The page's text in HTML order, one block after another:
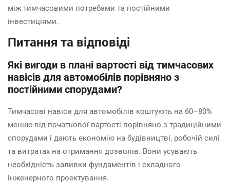
між тимчасовими потребами та постійними
інвестиціями.
Питання та відповіді
Які вигоди в плані вартості від тимчасових
навісів для автомобілів порівняно з
постійними спорудами?
Тимчасові навіси для автомобілів коштують на 60–80%
менше від початкової вартості порівняно з традиційними
спорудами і дають економію на будівництві, робочій силі
та витратах на отримання дозволів. Вони усувають
необхідність заливки фундаментів і складного
інженерного проектування.